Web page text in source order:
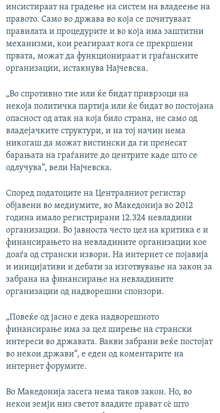
инсистираат на градење на систем на владеење на
правото. Само во држава во која се почитуваат
правилата и процедурите и во која има заштитни
механизми, кои реагираат кога се прекршени
првата, можат да функционираат и граѓанските
организации, истакнува Најчевска.
„Во спротивно тие или ќе бидат приврзоци на
некоја политичка партија или ќе бидат во постојана
опасност од атак на која било страна, не само од
владејачките структури, и на тој начин нема
никогаш да можат вистински да ги пренесат
барањата на граѓаните до центрите каде што се
одлучува“, вели Најчевска.
Според податоците на Централниот регистар
објавени во медиумите, во Македонија во 2012
година имало регистрирани 12.324 невладини
организации. Во јавноста често цел на критика е и
финансирањето на невладините организации кое
доаѓа од странски извори. На интернет се појавија
и иницијативи и дебати за изготвување на закон за
забрана на финансирање на невладините
организации од надворешни спонзори.
„Повеќе од јасно е дека надворешното
финансирање има за цел ширење на странски
интереси во државата. Вакви забрани веќе постојат
во некои држави“, е еден од коментарите на
интернет форумите.
Во Македонија засега нема таков закон. Но, во
некои земји низ светот владите прават сè што